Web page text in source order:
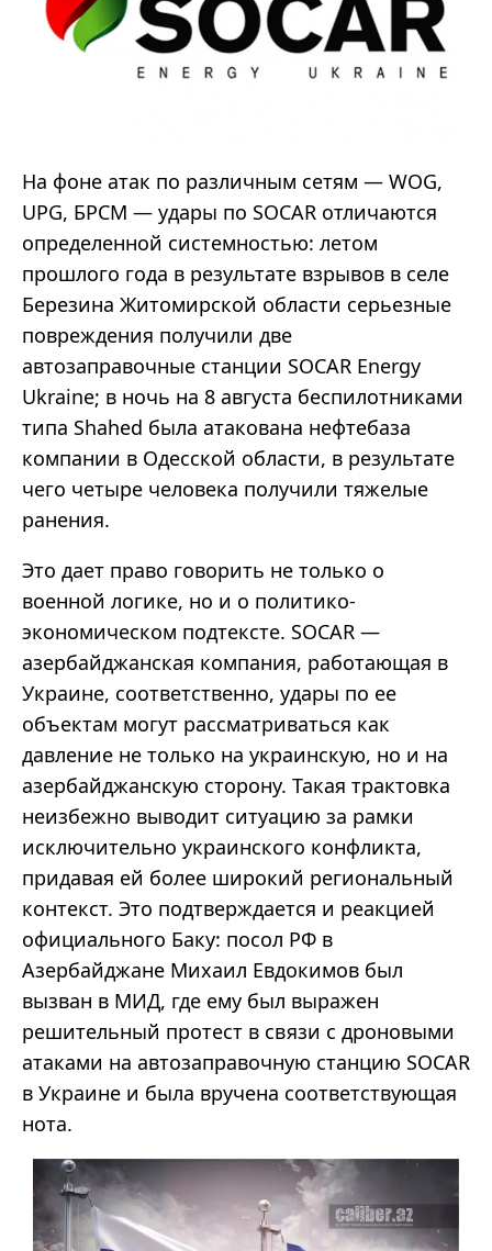
На фоне атак по различным сетям — WOG,
UPG, БРСМ — удары по SOCAR отличаются
определенной системностью: летом
прошлого года в результате взрывов в селе
Березина Житомирской области серьезные
повреждения получили две
автозаправочные станции SOCAR Energy
Ukraine; в ночь на 8 августа беспилотниками
типа Shahed была атакована нефтебаза
компании в Одесской области, в результате
чего четыре человека получили тяжелые
ранения.
Это дает право говорить не только о
военной логике, но и о политико-
экономическом подтексте. SOCAR —
азербайджанская компания, работающая в
Украине, соответственно, удары по ее
объектам могут рассматриваться как
давление не только на украинскую, но и на
азербайджанскую сторону. Такая трактовка
неизбежно выводит ситуацию за рамки
исключительно украинского конфликта,
придавая ей более широкий региональный
контекст. Это подтверждается и реакцией
официального Баку: посол РФ в
Азербайджане Михаил Евдокимов был
вызван в МИД, где ему был выражен
решительный протест в связи с дроновыми
атаками на автозаправочную станцию SOCAR
в Украине и была вручена соответствующая
нота.